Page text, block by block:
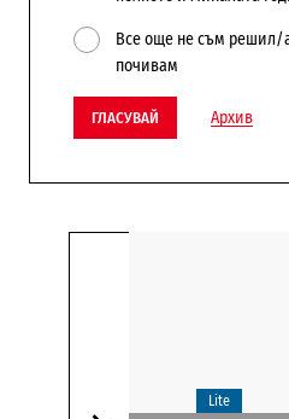
Все още не съм решил/
почивам
ГЛАСУВАЙ Архив
Lite